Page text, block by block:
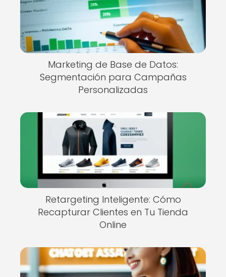
Marketing de Base de Datos:
Segmentación para Campañas
Personalizadas
Retargeting Inteligente: Cómo
Recapturar Clientes en Tu Tienda
Online